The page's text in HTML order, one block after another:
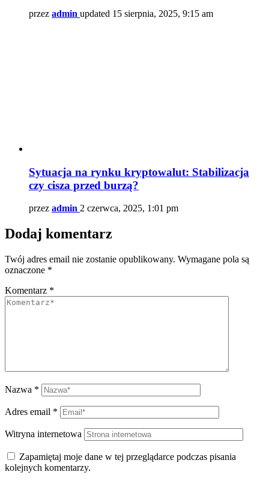
przez admin updated 15 sierpnia, 2025, 9:15 am
Sytuacja na rynku kryptowalut: Stabilizacja
czy cisza przed burzą?
przez admin 2 czerwca, 2025, 1:01 pm
Dodaj komentarz
Twój adres email nie zostanie opublikowany. Wymagane pola są
oznaczone *
Komentarz *
Nazwa *
Adres email *
Witryna internetowa
Zapamiętaj moje dane w tej przeglądarce podczas pisania
kolejnych komentarzy.